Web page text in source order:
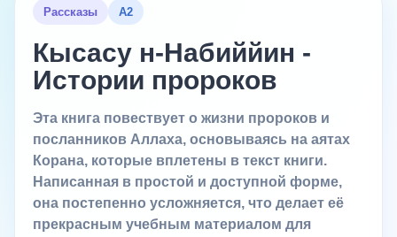
Рассказы A2
Кысасу н-Набиййин -
Истории пророков
Эта книга повествует о жизни пророков и
посланников Аллаха, основываясь на аятах
Корана, которые вплетены в текст книги.
Написанная в простой и доступной форме,
она постепенно усложняется, что делает её
прекрасным учебным материалом для